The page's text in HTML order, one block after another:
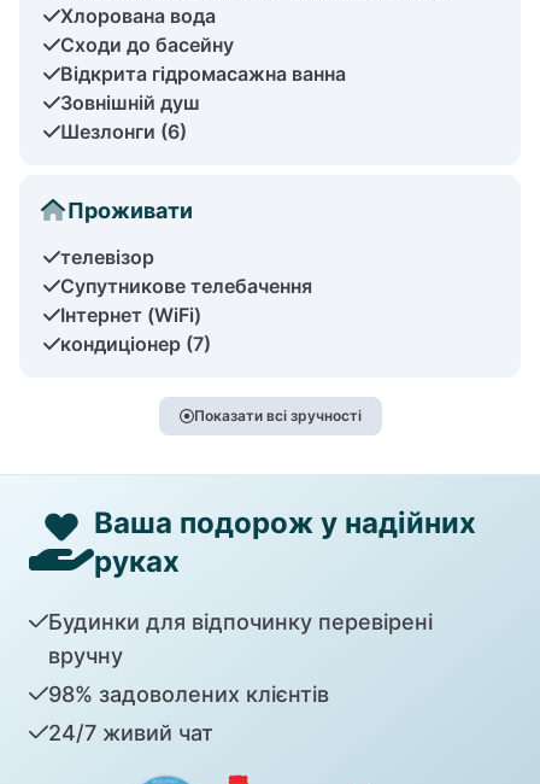
Хлорована вода
Сходи до басейну
Відкрита гідромасажна ванна
Зовнішній душ
Шезлонги (6)
Проживати
телевізор
Супутникове телебачення
Інтернет (WiFi)
кондиціонер (7)
Показати всі зручності
Ваша подорож у надійних
руках
Будинки для відпочинку перевірені
вручну
98% задоволених клієнтів
24/7 живий чат